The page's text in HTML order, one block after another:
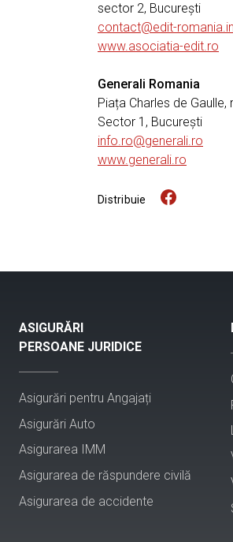
sector 2, București
contact@edit-
www.asociatia-edit.ro
Generali Romania
Piața Charles de Gaulle,
Sector 1, București
info.ro@generali.ro
www.generali.ro
Distribuie
ASIGURĂRI
PERSOANE JURIDICE
Asigurări pentru Angajați
Asigurări Auto
Asigurarea IMM
Asigurarea de răspundere civilă
Asigurarea de accidente